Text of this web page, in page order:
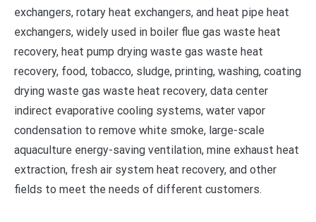
exchangers, rotary heat exchangers, and heat pipe heat
exchangers, widely used in boiler flue gas waste heat
recovery, heat pump drying waste gas waste heat
recovery, food, tobacco, sludge, printing, washing, coating
drying waste gas waste heat recovery, data center
indirect evaporative cooling systems, water vapor
condensation to remove white smoke, large-scale
aquaculture energy-saving ventilation, mine exhaust heat
extraction, fresh air system heat recovery, and other
fields to meet the needs of different customers.